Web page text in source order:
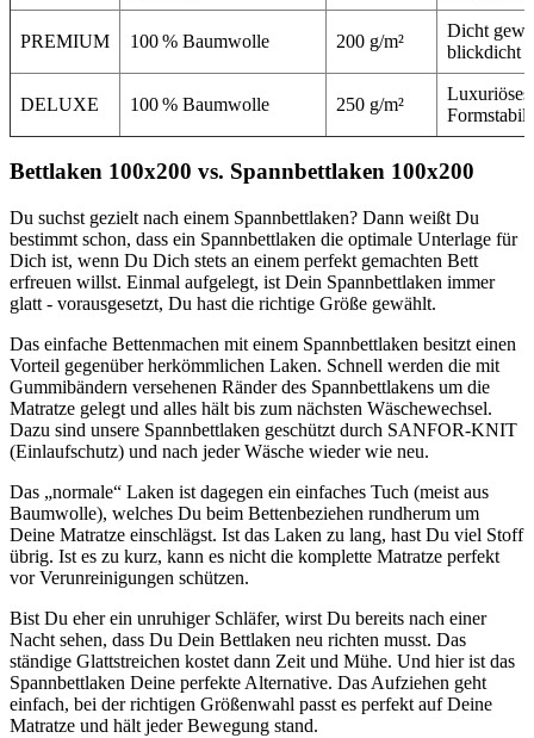
PREMIUM 100 % Baumwolle 200 g/m²
Dicht
blickdicht
DELUXE 100 % Baumwolle 250 g/m²
Bettlaken 100x200 vs. Spannbettlaken 100x200
Du suchst gezielt nach einem Spannbettlaken? Dann weißt Du
bestimmt schon, dass ein Spannbettlaken die optimale Unterlage für
Dich ist, wenn Du Dich stets an einem perfekt gemachten Bett
erfreuen willst. Einmal aufgelegt, ist Dein Spannbettlaken immer
glatt - vorausgesetzt, Du hast die richtige Größe gewählt.
Das einfache Bettenmachen mit einem Spannbettlaken besitzt einen
Vorteil gegenüber herkömmlichen Laken. Schnell werden die mit
Gummibändern versehenen Ränder des Spannbettlakens um die
Matratze gelegt und alles hält bis zum nächsten Wäschewechsel.
Dazu sind unsere Spannbettlaken geschützt durch SANFOR-KNIT
(Einlaufschutz) und nach jeder Wäsche wieder wie neu.
Das „normale“ Laken ist dagegen ein einfaches Tuch (meist aus
Baumwolle), welches Du beim Bettenbeziehen rundherum um
Deine Matratze einschlägst. Ist das Laken zu lang, hast Du viel Stoff
übrig. Ist es zu kurz, kann es nicht die komplette Matratze perfekt
vor Verunreinigungen schützen.
Bist Du eher ein unruhiger Schläfer, wirst Du bereits nach einer
Nacht sehen, dass Du Dein Bettlaken neu richten musst. Das
ständige Glattstreichen kostet dann Zeit und Mühe. Und hier ist das
Spannbettlaken Deine perfekte Alternative. Das Aufziehen geht
einfach, bei der richtigen Größenwahl passt es perfekt auf Deine
Matratze und hält jeder Bewegung stand.